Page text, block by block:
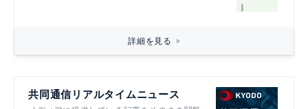
詳細を見る
共同通信リアルタイムニュース